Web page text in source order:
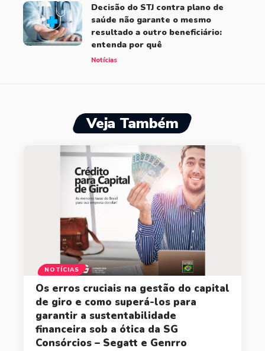
Decisão do STJ contra plano de
saúde não garante o mesmo
resultado a outro beneficiário:
entenda por quê
Notícias
Veja Também
NOTÍCIAS
Os erros cruciais na gestão do capital
de giro e como superá-los para
garantir a sustentabilidade
financeira sob a ótica da SG
Consórcios – Segatt e Genrro